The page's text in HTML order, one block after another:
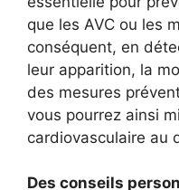
que les AVC ou les
conséquent, en
leur apparition, la
des mesures
vous pourrez ainsi
cardiovasculaire au
Des conseils